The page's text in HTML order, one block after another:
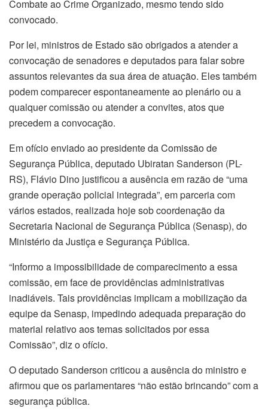
Combate ao Crime Organizado, mesmo tendo sido
convocado.
Por lei, ministros de Estado são obrigados a atender a
convocação de senadores e deputados para falar sobre
assuntos relevantes da sua área de atuação. Eles também
podem comparecer espontaneamente ao plenário ou a
qualquer comissão ou atender a convites, atos que
precedem a convocação.
Em ofício enviado ao presidente da Comissão de
Segurança Pública, deputado Ubiratan Sanderson (PL-
RS), Flávio Dino justificou a ausência em razão de “uma
grande operação policial integrada”, em parceria com
vários estados, realizada hoje sob coordenação da
Secretaria Nacional de Segurança Pública (Senasp), do
Ministério da Justiça e Segurança Pública.
“Informo a impossibilidade de comparecimento a essa
comissão, em face de providências administrativas
inadiáveis. Tais providências implicam a mobilização da
equipe da Senasp, impedindo adequada preparação do
material relativo aos temas solicitados por essa
Comissão”, diz o ofício.
O deputado Sanderson criticou a ausência do ministro e
afirmou que os parlamentares “não estão brincando” com a
segurança pública.